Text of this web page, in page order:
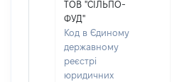
ТОВ "СІЛЬПО-
ФУД"
Код в Єдиному
державному
реєстрі
юридичних